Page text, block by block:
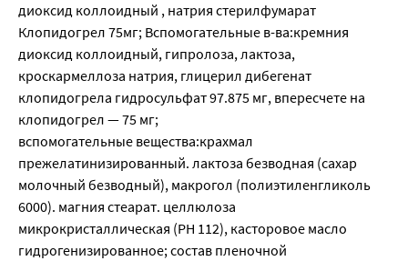
диоксид коллоидный , натрия стерилфумарат
Клопидогрел 75мг; Вспомогательные в-ва:кремния
диоксид коллоидный, гипролоза, лактоза,
кроскармеллоза натрия, глицерил дибегенат
клопидогрела гидросульфат 97.875 мг, впересчете на
клопидогрел — 75 мг;
вспомогательные вещества:крахмал
прежелатинизированный. лактоза безводная (сахар
молочный безводный), макрогол (полиэтиленгликоль
6000). магния стеарат. целлюлоза
микрокристаллическая (РН 112), касторовое масло
гидрогенизированное; состав пленочной